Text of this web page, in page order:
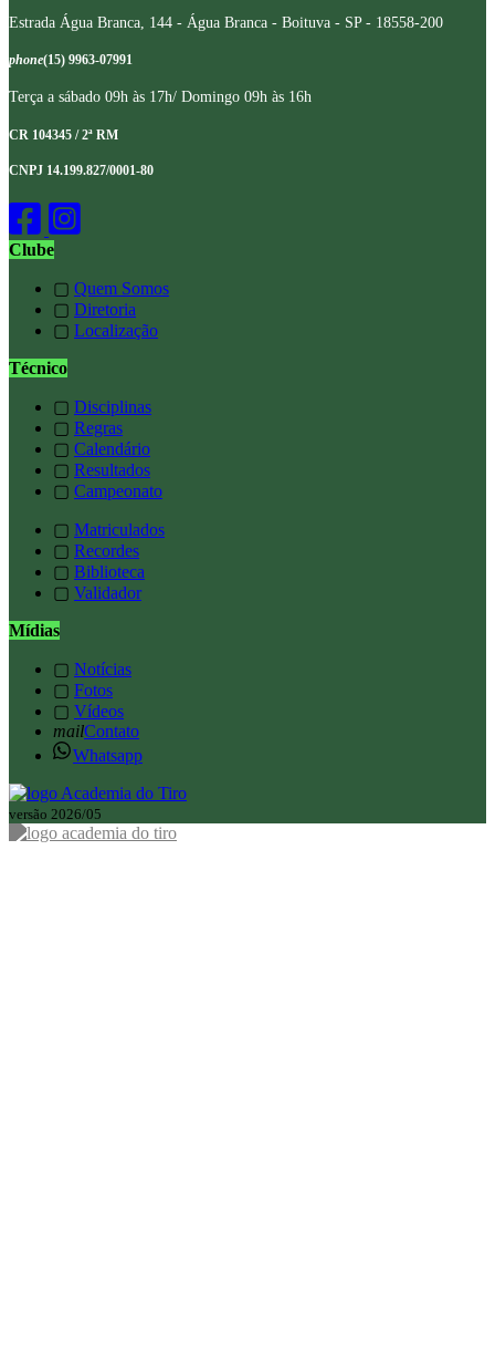
Estrada Água Branca, 144 - Água Branca - Boituva - SP - 18558-200
phone(15) 9963-07991
Terça a sábado 09h às 17h/ Domingo 09h às 16h
CR 104345 / 2ª RM
CNPJ 14.199.827/0001-80
Clube
▢ Quem Somos
▢ Diretoria
▢ Localização
Técnico
▢ Disciplinas
▢ Regras
▢ Calendário
▢ Resultados
▢ Campeonato
▢ Matriculados
▢ Recordes
▢ Biblioteca
▢ Validador
Mídias
▢ Notícias
▢ Fotos
▢ Vídeos
mailContato
Whatsapp
versão 2026/05